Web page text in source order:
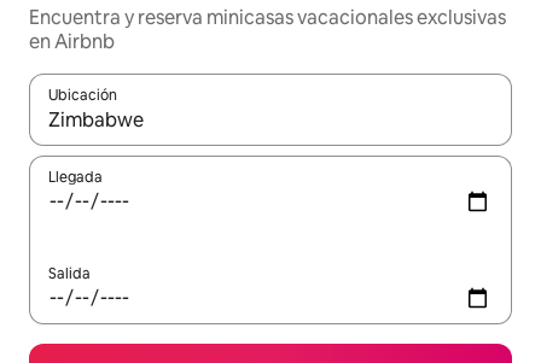
Encuentra y reserva minicasas vacacionales exclusivas
en Airbnb
Ubicación
Cuando los resultados estén disponibles, navega con las
Llegada
Salida